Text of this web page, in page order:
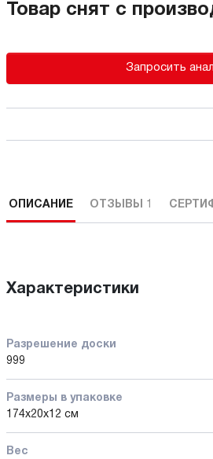
Товар снят с
Запросить
ОПИСАНИЕ ОТЗЫВЫ 1
Характеристики
Разрешение доски
999
Размеры в упаковке
174х20х12 см
Вес